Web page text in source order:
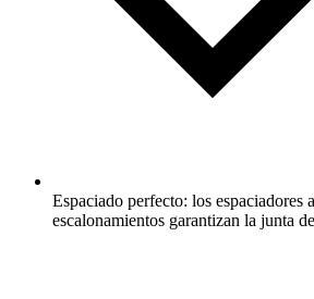
Espaciado perfecto: los espaciadores
escalonamientos garantizan la junta